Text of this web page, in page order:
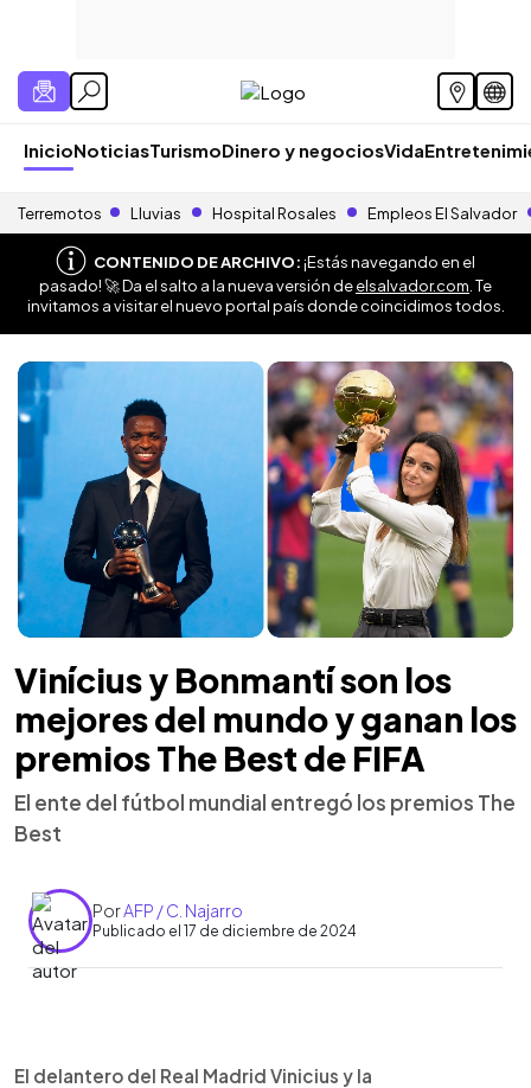
InicioNoticiasTurismoDinero y negociosVida
Terremotos Lluvias Hospital Rosales Empleos El Salvador
CONTENIDO DE ARCHIVO:¡Estás navegando en el
pasado! 🚀 Da el salto a la nueva versión deelsalvador.com . Te
invitamos a visitar el nuevo portal país donde coincidimos todos.
Vinícius y Bonmantí son los
mejores del mundo y ganan los
premios The Best de FIFA
El ente del fútbol mundial entregó los premios The
Best
PorAFP / C. Najarro
Publicado el 17 de diciembre de 2024
Escuchar artículo
El delantero del Real Madrid Vinicius y la